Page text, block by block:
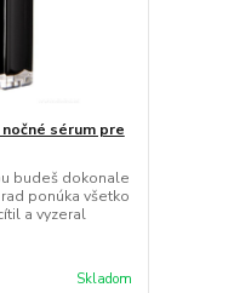
nočné sérum pre
budeš dokonale
ponúka všetko
a vyzeral
Skladom